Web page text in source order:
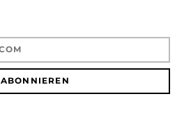
ABONNIEREN